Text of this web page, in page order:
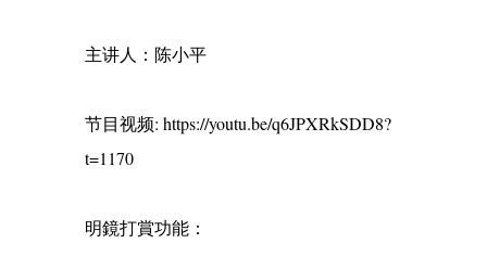
主讲人：陈小平
节目视频: https://youtu.be/q6JPXRkSDD8?
t=1170
明鏡打賞功能：